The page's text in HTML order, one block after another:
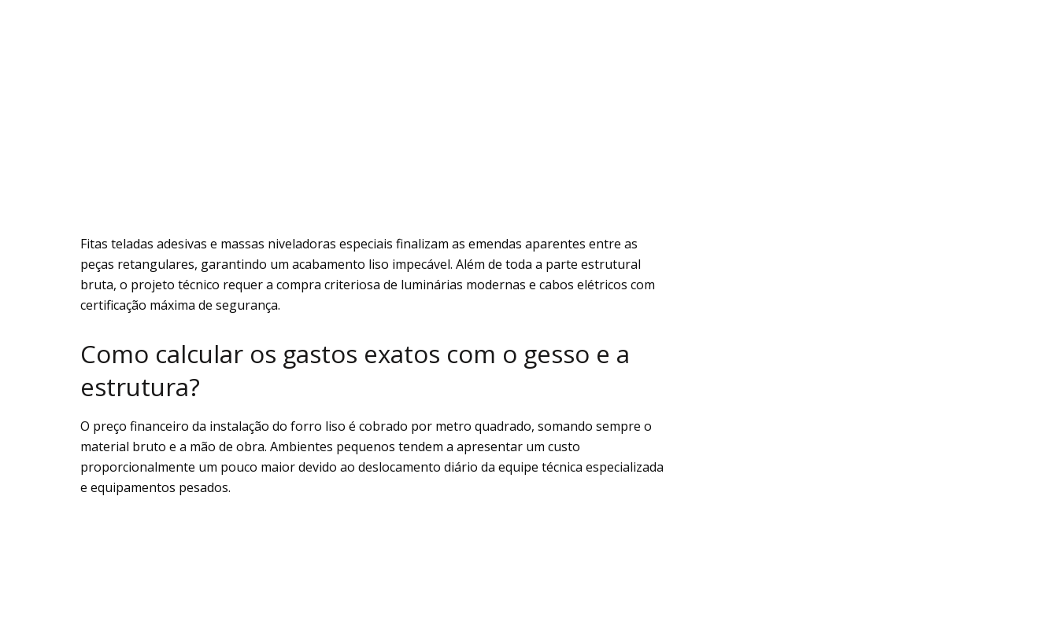
Fitas teladas adesivas e massas niveladoras especiais finalizam as emendas aparentes entre as
peças retangulares, garantindo um acabamento liso impecável. Além de toda a parte estrutural
bruta, o projeto técnico requer a compra criteriosa de luminárias modernas e cabos elétricos com
certificação máxima de segurança.
Como calcular os gastos exatos com o gesso e a
estrutura?
O preço financeiro da instalação do forro liso é cobrado por metro quadrado, somando sempre o
material bruto e a mão de obra. Ambientes pequenos tendem a apresentar um custo
proporcionalmente um pouco maior devido ao deslocamento diário da equipe técnica especializada
e equipamentos pesados.